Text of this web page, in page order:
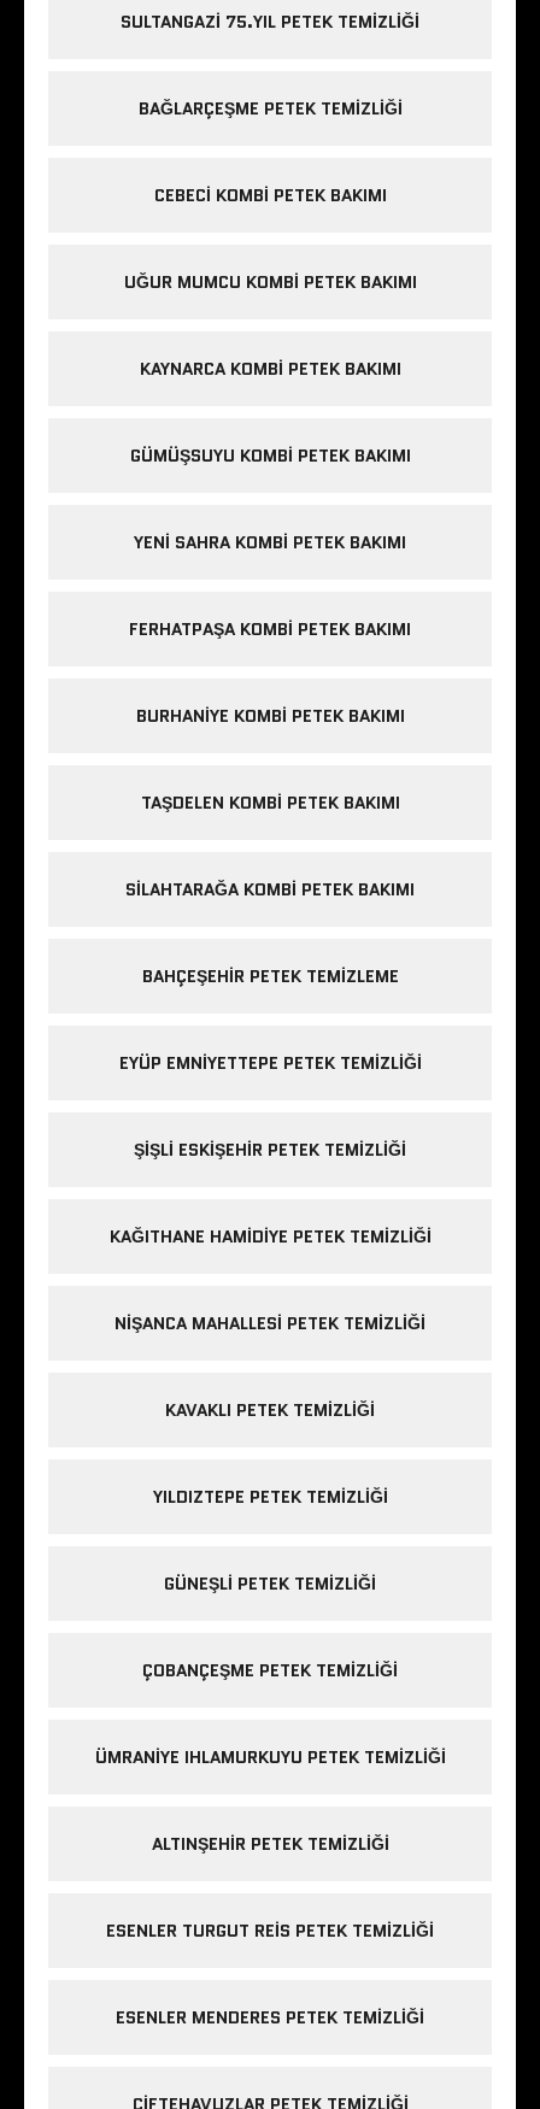
SULTANGAZI 75.YIL PETEK TEMIZLIĞI
BAĞLARÇEŞME PETEK TEMIZLIĞI
CEBECI KOMBI PETEK BAKIMI
UĞUR MUMCU KOMBI PETEK BAKIMI
KAYNARCA KOMBI PETEK BAKIMI
GÜMÜŞSUYU KOMBI PETEK BAKIMI
YENI SAHRA KOMBI PETEK BAKIMI
FERHATPAŞA KOMBI PETEK BAKIMI
BURHANIYE KOMBI PETEK BAKIMI
TAŞDELEN KOMBI PETEK BAKIMI
SILAHTARAĞA KOMBI PETEK BAKIMI
BAHÇEŞEHIR PETEK TEMIZLEME
EYÜP EMNIYETTEPE PETEK TEMIZLIĞI
ŞIŞLI ESKIŞEHIR PETEK TEMIZLIĞI
KAĞITHANE HAMIDIYE PETEK TEMIZLIĞI
NIŞANCA MAHALLESI PETEK TEMIZLIĞI
KAVAKLI PETEK TEMIZLIĞI
YILDIZTEPE PETEK TEMIZLIĞI
GÜNEŞLI PETEK TEMIZLIĞI
ÇOBANÇEŞME PETEK TEMIZLIĞI
ÜMRANIYE IHLAMURKUYU PETEK TEMIZLIĞI
ALTINŞEHIR PETEK TEMIZLIĞI
ESENLER TURGUT REIS PETEK TEMIZLIĞI
ESENLER MENDERES PETEK TEMIZLIĞI
ÇIFTEHAVUZLAR PETEK TEMIZLIĞI